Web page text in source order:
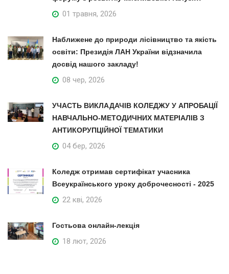
01 травня, 2026
Наближене до природи лісівництво та якість
освіти: Президія ЛАН України відзначила
досвід нашого закладу!
08 чер, 2026
УЧАСТЬ ВИКЛАДАЧІВ КОЛЕДЖУ У АПРОБАЦІЇ
НАВЧАЛЬНО-МЕТОДИЧНИХ МАТЕРІАЛІВ З
АНТИКОРУПЦІЙНОЇ ТЕМАТИКИ
04 бер, 2026
Коледж отримав сертифікат учасника
Всеукраїнського уроку доброчесності - 2025
22 кві, 2026
Гостьова онлайн-лекція
18 лют, 2026